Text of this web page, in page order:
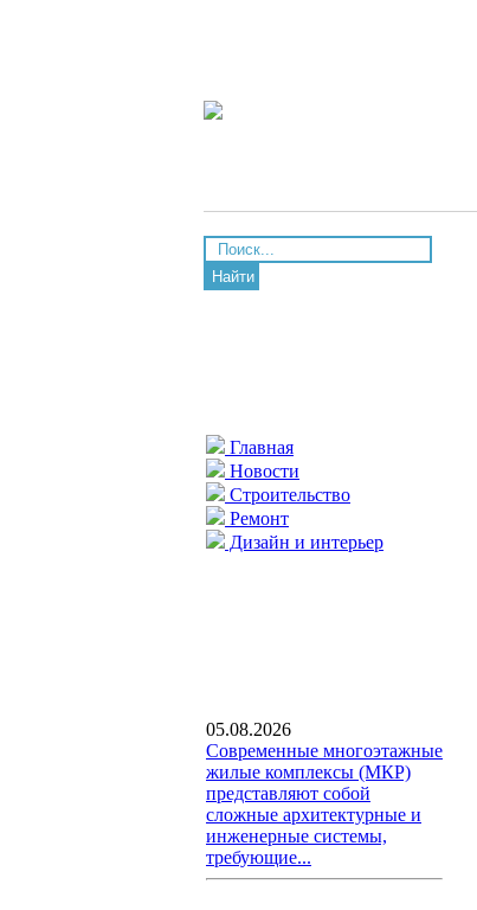
Найти
Главная
Новости
Строительство
Ремонт
Дизайн и интерьер
05.08.2026
Современные многоэтажные
жилые комплексы (МКР)
представляют собой
сложные архитектурные и
инженерные системы,
требующие...